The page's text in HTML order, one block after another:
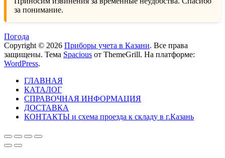
за понимание.
Погода
Copyright © 2026 Приборы учета в Казани. Все права
защищены. Тема Spacious от ThemeGrill. На платформе:
WordPress.
ГЛАВНАЯ
КАТАЛОГ
СПРАВОЧНАЯ ИНФОРМАЦИЯ
ДОСТАВКА
КОНТАКТЫ и схема проезда к складу в г.Казань